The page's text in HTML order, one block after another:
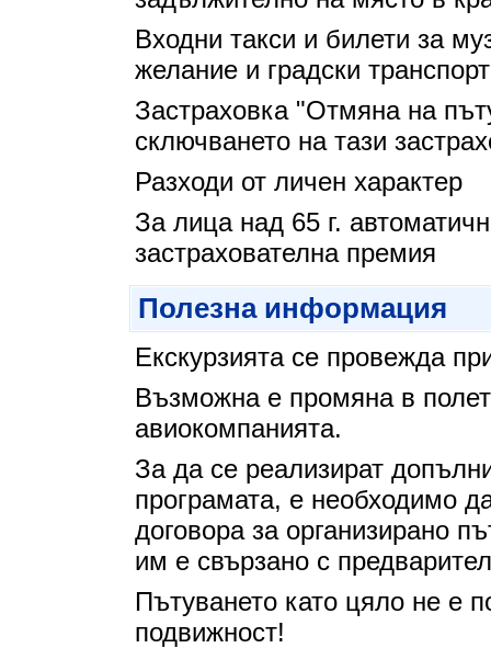
Входни такси и билети за
желание и градски транспорт
Застраховка "Отмяна на
сключването на тази
Разходи от личен характер
За лица над 65 г.
застрахователна премия
Полезна информация
Екскурзията се провежда
Възможна е промяна в
авиокомпанията.
За да се реализират
програмата, е необходимо
договора за организирано
им е свързано с
Пътуването като цяло не е
подвижност!